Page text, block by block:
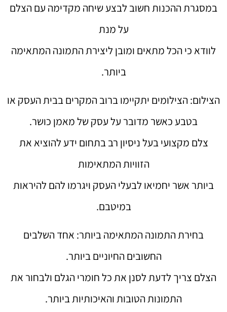
במסגרת ההכנות חשוב לבצע שיחה מקדימה עם הצלם
על מנת
לוודא כי הכל מתאים ומובן ליצירת התמונה המתאימה
ביותר.
הצילום: הצילומים יתקיימו ברוב המקרים בבית העסק או
בטבע כאשר מדובר על עסק של מאמן כושר.
צלם מקצועי בעל ניסיון רב בתחום ידע להוציא את
הזוויות המתאימות
ביותר אשר יחמיאו לבעלי העסק ויגרמו להם להיראות
במיטבם.
בחירת התמונה המתאימה ביותר: אחד השלבים
החשובים החיוניים ביותר.
הצלם צריך לדעת לסנן את כל חומרי הגלם ולבחור את
התמונות הטובות והאיכותיות ביותר.